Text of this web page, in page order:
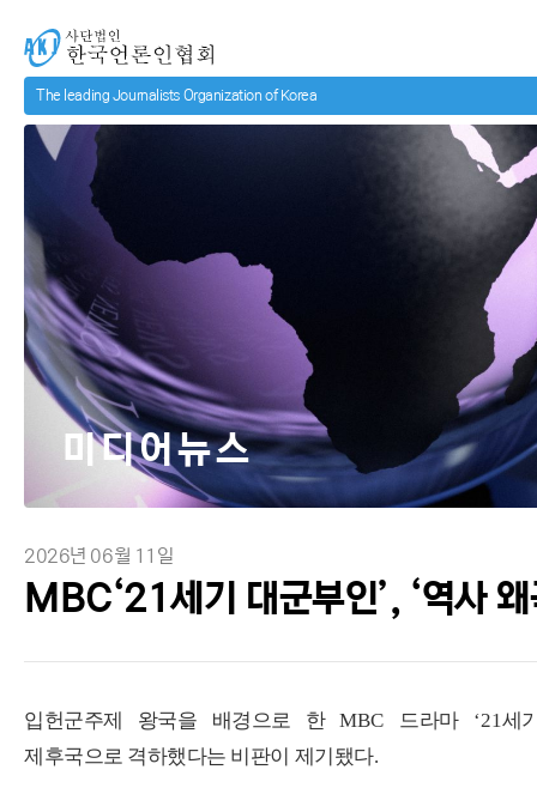
사단법인 한국언론인협회
2026년 06월 11일
MBC‘21세기 대군부인’, ‘역사
미디어뉴스
입헌군주제 왕국을 배경으로 한MBC 드라마 ‘21세
제후국으로 격하했다는 비판이 제기됐다.